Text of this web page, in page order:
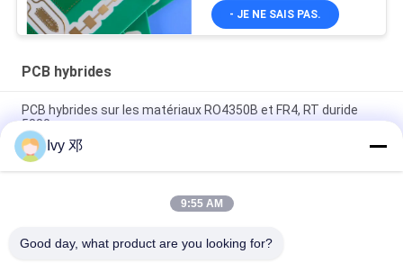
- JE NE SAIS PAS.
PCB hybrides
PCB hybrides sur les matériaux RO4350B et FR4, RT duride
5880
F4BM265 PCB hybride à 4 couches à impédance contrôlée
avec voies aveugles
la carte PCB hybride de 4 couches a fait sur 20mil RO4350B et
Ivy 邓
9:55 AM
Good day, what product are you looking for?